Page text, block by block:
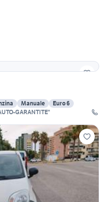
Manuale
Euro 6
GARANTITE"